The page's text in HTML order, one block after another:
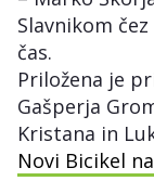
Slavnikom
čas.
Priložena je
Gašperja
Kristana in
Novi Bicikel